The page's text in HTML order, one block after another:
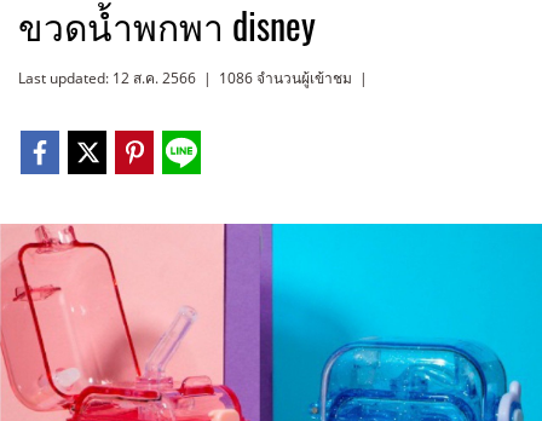
ขวดน้ำพกพา disney
Last updated: 12 ส.ค. 2566 | 1086 จำนวนผู้เข้าชม |